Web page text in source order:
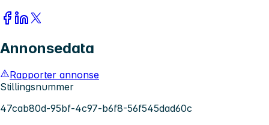
Annonsedata
Rapporter annonse
Stillingsnummer
47cab80d-95bf-4c97-b6f8-56f545dad60c